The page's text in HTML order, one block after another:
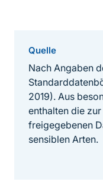
Quelle
Nach Angaben
2019). Aus
enthalten die
freigegebenen
sensiblen Arten.